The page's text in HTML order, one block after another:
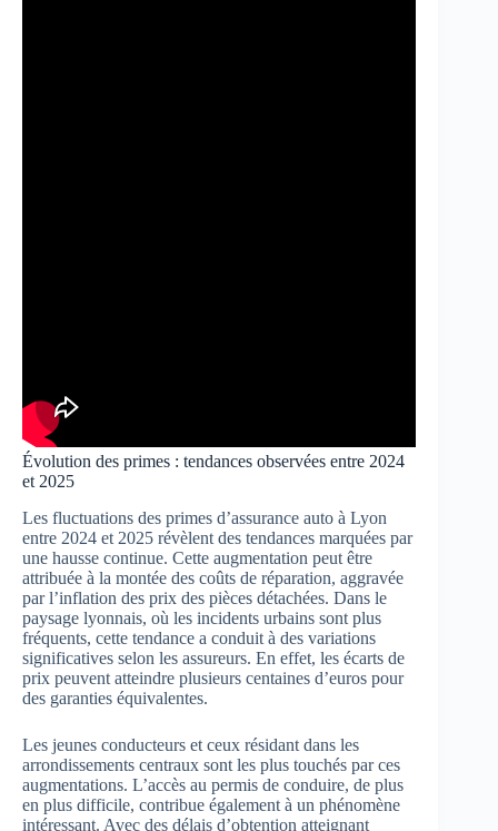
Évolution des primes : tendances observées entre 2024
et 2025
Les fluctuations des primes d’assurance auto à Lyon
entre 2024 et 2025 révèlent des tendances marquées par
une hausse continue. Cette augmentation peut être
attribuée à la montée des coûts de réparation, aggravée
par l’inflation des prix des pièces détachées. Dans le
paysage lyonnais, où les incidents urbains sont plus
fréquents, cette tendance a conduit à des variations
significatives selon les assureurs. En effet, les écarts de
prix peuvent atteindre plusieurs centaines d’euros pour
des garanties équivalentes.
Les jeunes conducteurs et ceux résidant dans les
arrondissements centraux sont les plus touchés par ces
augmentations. L’accès au permis de conduire, de plus
en plus difficile, contribue également à un phénomène
intéressant. Avec des délais d’obtention atteignant